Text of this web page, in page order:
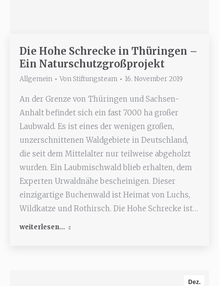
Die Hohe Schrecke in Thüringen –
Ein Naturschutzgroßprojekt
Allgemein Von Stiftungsteam 16. November 2019
An der Grenze von Thüringen und Sachsen-
Anhalt befindet sich ein fast 7000 ha großer
Laubwald. Es ist eines der wenigen großen,
unzerschnittenen Waldgebiete in Deutschland,
die seit dem Mittelalter nur teilweise abgeholzt
wurden. Ein Laubmischwald blieb erhalten, dem
Experten Urwaldnähe bescheinigen. Dieser
einzigartige Buchenwald ist Heimat von Luchs,
Wildkatze und Rothirsch. Die Hohe Schrecke ist…
weiterlesen...
Dez.